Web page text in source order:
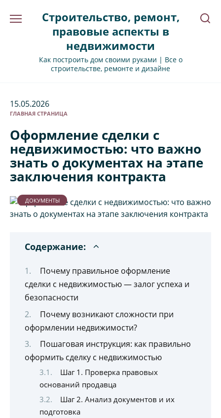
Строительство, ремонт,
правовые аспекты в
недвижимости
Как построить дом своими руками | Все о
строительстве, ремонте и дизайне
15.05.2026
ГЛАВНАЯ СТРАНИЦА
Оформление сделки с
недвижимостью: что важно
знать о документах на этапе
заключения контракта
ДОКУМЕНТЫ
Содержание:
Почему правильное оформление
сделки с недвижимостью — залог успеха и
безопасности
Почему возникают сложности при
оформлении недвижимости?
Пошаговая инструкция: как правильно
оформить сделку с недвижимостью
Шаг 1. Проверка правовых
оснований продавца
Шаг 2. Анализ документов и их
подготовка